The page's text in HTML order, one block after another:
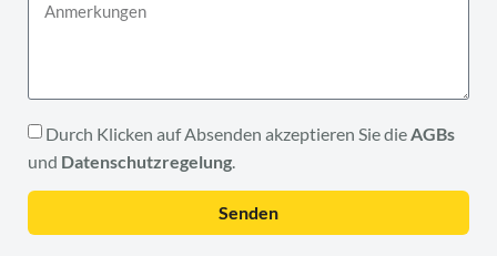
Durch Klicken auf Absenden akzeptieren Sie dieAGBs
und Datenschutzregelung.
Senden